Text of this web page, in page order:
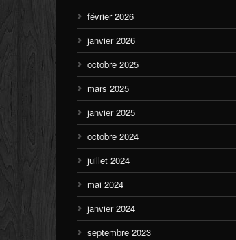
février 2026
janvier 2026
octobre 2025
mars 2025
janvier 2025
octobre 2024
juillet 2024
mai 2024
janvier 2024
septembre 2023